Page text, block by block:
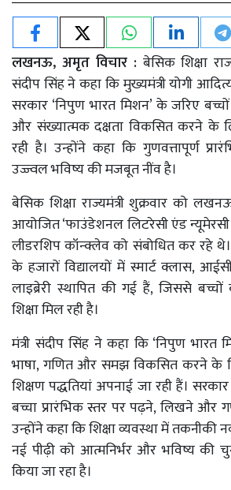
लखनऊ, अमृत विचार : बेसिक शिक्षा
संदीप सिंह ने कहा कि मुख्यमंत्री योगी
सरकार ‘निपुण भारत मिशन’ के जरिए
और संख्यात्मक दक्षता विकसित करने के
रही है। उन्होंने कहा कि गुणवत्तापूर्ण
उज्ज्वल भविष्य की मजबूत नींव है।
बेसिक शिक्षा राज्यमंत्री शुक्रवार को
आयोजित ‘फाउंडेशनल लिटरेसी एंड
लीडरशिप कॉन्क्लेव को संबोधित कर रहे
के हजारों विद्यालयों में स्मार्ट क्लास,
लाइब्रेरी स्थापित की गई हैं, जिससे
शिक्षा मिल रही है।
मंत्री संदीप सिंह ने कहा कि ‘निपुण भारत
भाषा, गणित और समझ विकसित करने के
शिक्षण पद्धतियां अपनाई जा रही हैं।
बच्चा प्रारंभिक स्तर पर पढ़ने, लिखने और
उन्होंने कहा कि शिक्षा व्यवस्था में तकनीकी
नई पीढ़ी को आत्मनिर्भर और भविष्य की
किया जा रहा है।